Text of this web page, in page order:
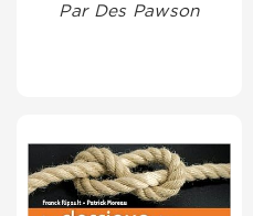
Par Des Pawson